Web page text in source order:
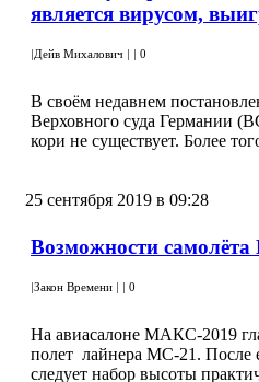
является вирусом,
|Дейв Михалович | | 0
В своём недавнем
Верховного суда Германии
кори не существует. Более
25 сентября 2019 в 09:28
Возможности
|Закон Времени | | 0
На авиасалоне МАКС-2019
полет лайнера МС-21. После
следует набор высоты